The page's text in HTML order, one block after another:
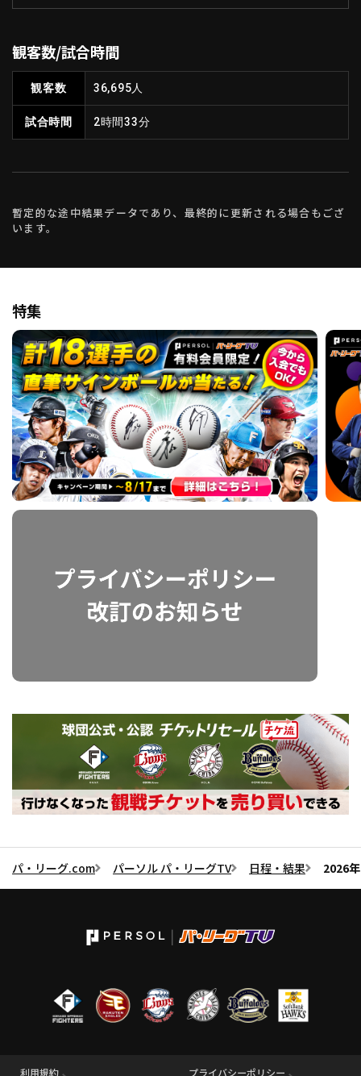
観客数/試合時間
観客数 36,695人
試合時間 2時間33分
暫定的な途中結果データであり、最終的に更新される場合もござ
います。
特集
パ・リーグ.com パーソル パ・リーグTV 日程・結果 2026
利用規約 プライバシーポリシー